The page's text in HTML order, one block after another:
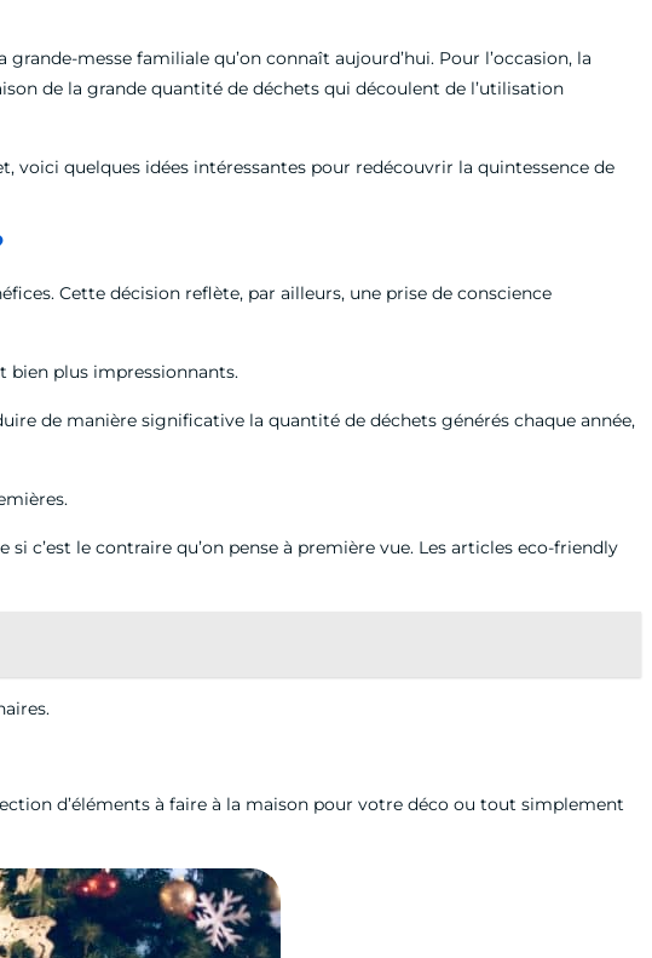
messe familiale qu’on connaît aujourd’hui. Pour l’occasion, la
de la grande quantité de déchets qui découlent de l’utilisation
voici quelques idées intéressantes pour redécouvrir la quintessence de
Cette décision reflète, par ailleurs, une prise de conscience
bien plus impressionnants.
de manière significative la quantité de déchets générés chaque année,
c’est le contraire qu’on pense à première vue. Les articles eco-friendly
d’éléments à faire à la maison pour votre déco ou tout simplement